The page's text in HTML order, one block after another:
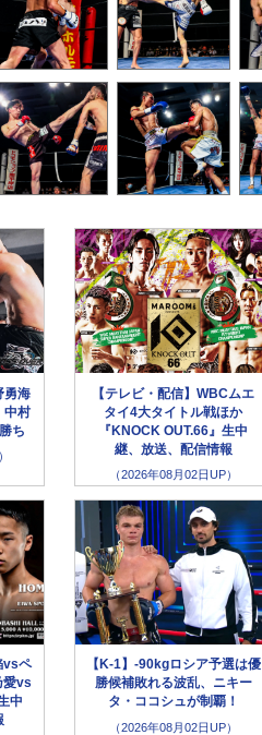
勇海
中村
ち
【テレビ・配信】WBCムエ
タイ4大タイトル戦ほか
『KNOCK OUT.66』生中
継、放送、配信情報
（2026年08月02日UP）
vsペ
愛vs
中
【K-1】-90kgロシア予選は優
勝候補敗れる波乱、ニキー
タ・ココシュが制覇！
（2026年08月02日UP）